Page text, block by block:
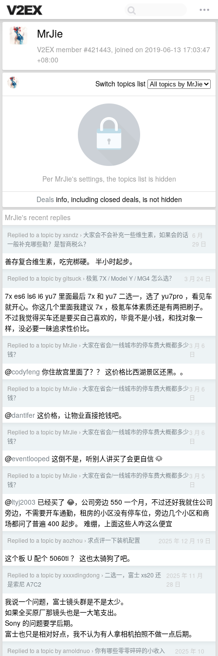
MrJie
V2EX member #421443, joined on 2019-06-13 17:03:47
+08:00
Switch topics list
Per MrJie's settings, the topics list is hidden
Dealsinfo, including closed deals, is not hidden
MrJie's recent replies
Replied to a topic by xsndz › 大家会不会补充一些维生素，如果会的话
一般补充哪些勒？是智商税么？
6 月
29 日
善存复合维生素，吃完梆硬。 半小时起步。
Replied to a topic by gitsuck › 极氪 7X / Model Y / MG4 怎么选？ 3 月 24 日
7x es6 ls6 i6 yu7 里面最后 7x 和 yu7 二选一，选了 yu7pro ，看见车
就开心。你这几个里面我建议 7x ，极氪车体素质还是有两把刷子。
不过我觉得买车还是要买自己喜欢的，毕竟不是小钱，和找对象一
样，没必要一昧追求性价比。
Replied to a topic by MrJie › 大家在省会/一线城市的停车费大概都多少
钱？
3 月 6
日
@codyfeng 你住故宫里面了？？ 这价格比西湖景区还黑。。
Replied to a topic by MrJie › 大家在省会/一线城市的停车费大概都多少
钱？
3 月 6
日
@dantifer 这价格，让物业直接抢钱吧。
Replied to a topic by MrJie › 大家在省会/一线城市的停车费大概都多少
钱？
3 月 6
日
@eventlooped 这倒不是，听别人讲买了会更自信 🐶
Replied to a topic by MrJie › 大家在省会/一线城市的停车费大概都多少
钱？
3 月 5
日
@ltyj2003 已经买了 😂，公司旁边 550 一个月，不过还好我就住公司
旁边，不需要开车通勤，租房的小区没有停车位，旁边几个小区和商
场都问了普遍 400 起步。 难绷，上面这些人咋这么便宜
Replied to a topic by aozhou › 求点评一下装机配置 2025 年 12 月 19 日
这个板 U 配个 5060ti ？ 这也太骑狗了吧。
Replied to a topic by xxxxdingdong › 二选一，富士 xs20 还
是索尼 A7C2
2025 年 11 月
28 日
我说一个问题，富士镜头群是不是太少。
如果全买原厂那镜头也是一大笔支出。
Sony 的问题要学后期。
富士也只是相对好点，我不认为有人拿相机拍照不做一点后期。
Replied to a topic by arnoldnuo › 你有哪些零零碎碎的小收入
2025 年 10